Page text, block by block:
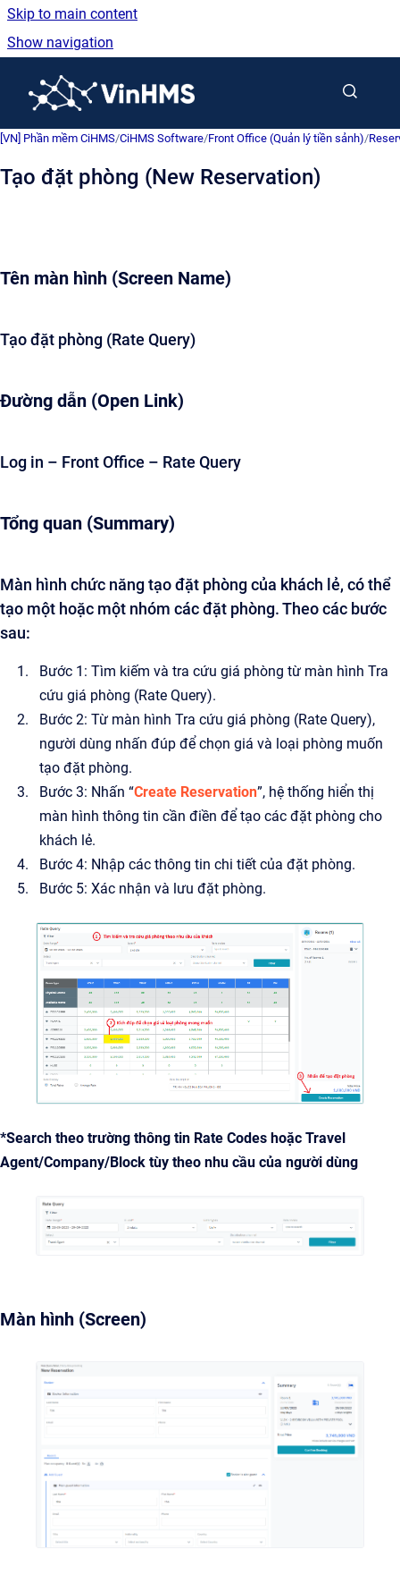
Skip to main content
Show navigation
[VN] Phần mềm CiHMS/CiHMS Software/Front Office (Quản lý tiền sảnh)/
Tạo đặt phòng (New Reservation)
Tên màn hình (Screen Name)
Tạo đặt phòng (Rate Query)
Đường dẫn (Open Link)
Log in – Front Office – Rate Query
Tổng quan (Summary)
Màn hình chức năng tạo đặt phòng của khách lẻ, có thể
tạo một hoặc một nhóm các đặt phòng. Theo các bước
sau:
Bước 1: Tìm kiếm và tra cứu giá phòng từ màn hình Tra
cứu giá phòng (Rate Query).
Bước 2: Từ màn hình Tra cứu giá phòng (Rate Query),
người dùng nhấn đúp để chọn giá và loại phòng muốn
tạo đặt phòng.
Bước 3: Nhấn “Create Reservation”, hệ thống hiển thị
màn hình thông tin cần điền để tạo các đặt phòng cho
khách lẻ.
Bước 4: Nhập các thông tin chi tiết của đặt phòng.
Bước 5: Xác nhận và lưu đặt phòng.
*Search theo trường thông tin Rate Codes hoặc Travel
Agent/Company/Block tùy theo nhu cầu của người dùng
Màn hình (Screen)